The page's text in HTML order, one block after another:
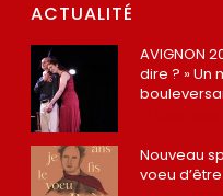
ACTUALITÉ
AVIGNON
dire ? »
Nouveau
voeu